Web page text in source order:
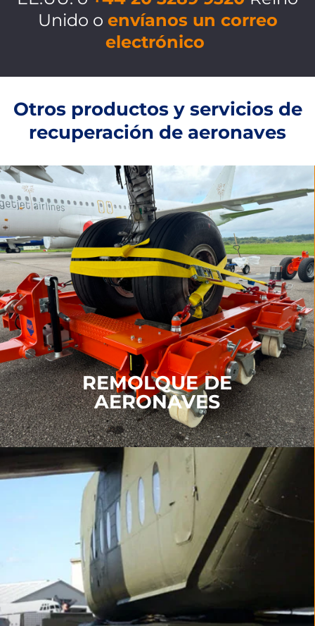
Unido o envíanos un correo
electrónico
Otros productos y servicios de
recuperación de aeronaves
REMOLQUE DE
AERONAVES
REMOLQUE DE
AERONAVES
Nuestros productos de remolque incluyenCarro de
recuperación, kits de desempañado, paneles de
suelo reforzadosyKits de respuesta inmediata
MÁS INFORMACIÓN
TRANSPORTE DE
AERONAVES
Nuestros productos de transporte incluyen nuestro
Transportador ,Plato giratorio Soporte angular
Sistemas Sledgey Kits de respuesta inmediata.